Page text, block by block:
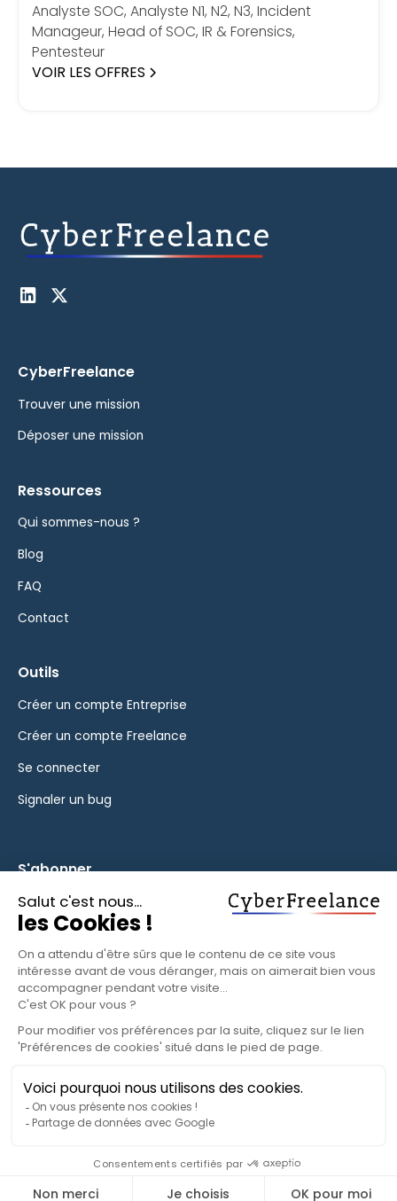
Analyste SOC, Analyste N1, N2, N3, Incident
Manageur, Head of SOC, IR & Forensics,
Pentesteur
VOIR LES OFFRES
CyberFreelance
Trouver une mission
Déposer une mission
Ressources
Qui sommes-nous ?
Blog
FAQ
Contact
Outils
Créer un compte Entreprise
Créer un compte Freelance
Se connecter
Signaler un bug
S'abonner
Inscrivez-vous à notre newsletter pour rester informé des
fonctionnalités et des nouveautés.
S'ABONNER
© 2025 CyberFreelance. Tous droits réservés.
Politique de confidentialité
Conditions d'utilisation